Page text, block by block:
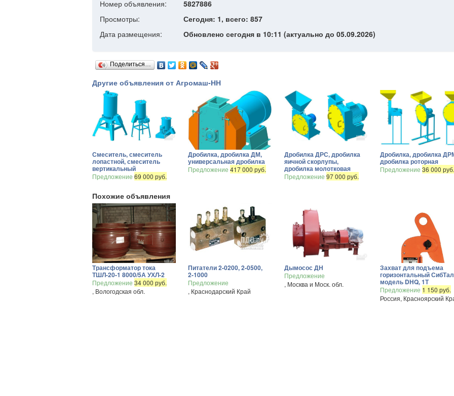
Номер объявления:
5827886
Просмотры:
Сегодня: 1, всего: 857
Дата размещения:
Обновлено сегодня в 10:11 (актуально до 05.09.2026)
Поделиться…
Другие объявления от Агромаш-НН
Смеситель, смеситель
лопастной, смеситель
вертикальный
Предложение 69 000 руб.
Дробилка, дробилка ДМ,
универсальная дробилка
Предложение417 000 руб.
Дробилка ДРС, дробилка
яичной скорлупы,
дробилка молотковая
Предложение 97 000 руб.
Дробилка, дробилка
дробилка роторная
Предложение36 000
Похожие объявления
Трансформатор тока
ТШЛ-20-1 8000/5А УХЛ-2
Предложение 34 000 руб.
, Вологодская обл.
Питатели 2-0200, 2-0500,
2-1000
Предложение
, Краснодарский Край
Дымосос ДН
Предложение
, Москва и Моск. обл.
Захват для подъема
горизонтальный
модель DHQ, 1Т
Предложение 1 150 руб.
Россия, Красноярский